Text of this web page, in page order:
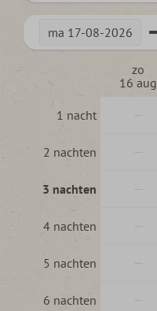
ma 17-08-2026
zo
16 aug
1 nacht
2 nachten
3 nachten
4 nachten
5 nachten
6 nachten